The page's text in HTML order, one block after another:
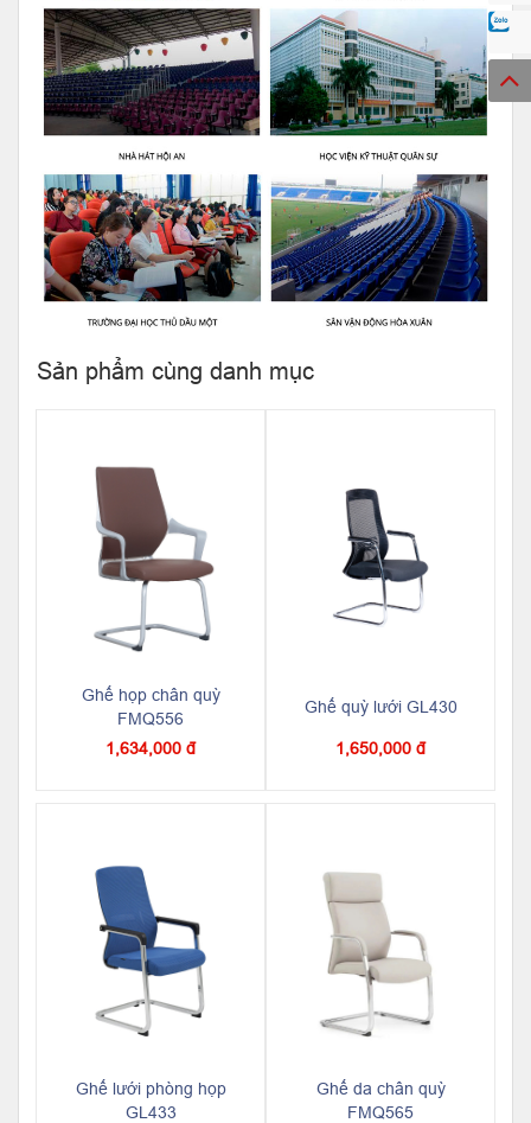
Sản phẩm cùng danh mục
Ghế họp chân quỳ
FMQ556
1,634,000 đ
Ghế quỳ lưới GL430
1,650,000 đ
Ghế lưới phòng họp
GL433
Ghế da chân quỳ
FMQ565